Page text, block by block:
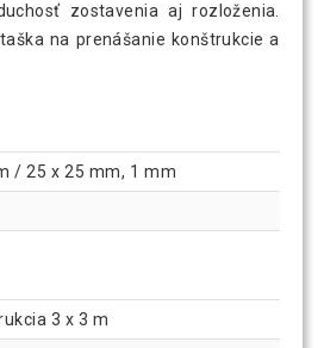
zostavenia aj rozloženia.
na prenášanie konštrukcie a
/ 25 x 25 mm, 1 mm
3 x 3 m